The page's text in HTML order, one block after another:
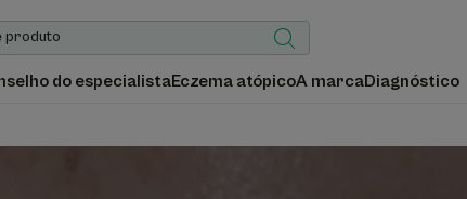
do especialistaEczema atópicoA marcaDiagnóstico